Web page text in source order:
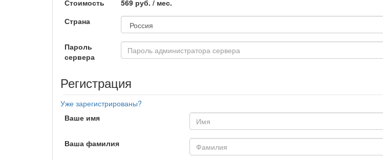
Стоимость
569 руб. / мес.
Страна
Пароль
сервера
Регистрация
Уже зарегистрированы?
Ваше имя
Ваша фамилия